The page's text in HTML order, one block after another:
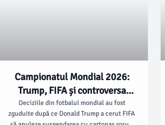
Campionatul Mondial 2026:
Trump, FIFA și controversa
Balogun
Deciziile din fotbalul mondial au fost
zguduite după ce Donald Trump a cerut FIFA